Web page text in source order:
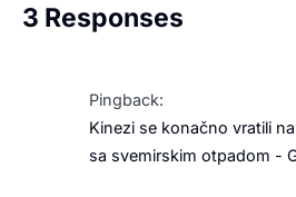
3 Responses
Pingback:
Kinezi se konačno vratili
sa svemirskim otpadom -